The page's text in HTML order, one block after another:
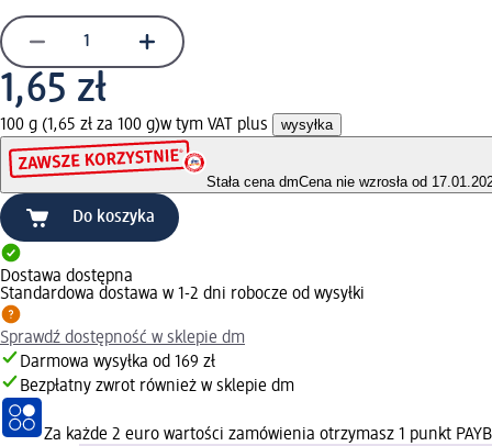
1,65 zł
100 g (1,65 zł za 100 g)w tym VAT plus wysyłka
Stała cena dmCena nie wzrosła od
Do koszyka
Dostawa dostępna
Standardowa dostawa w 1-2 dni robocze od wysyłki
Sprawdź dostępność w sklepie dm
Darmowa wysyłka od 169 zł
Bezpłatny zwrot również w sklepie dm
Za każde 2 euro wartości zamówienia otrzymasz 1 punkt